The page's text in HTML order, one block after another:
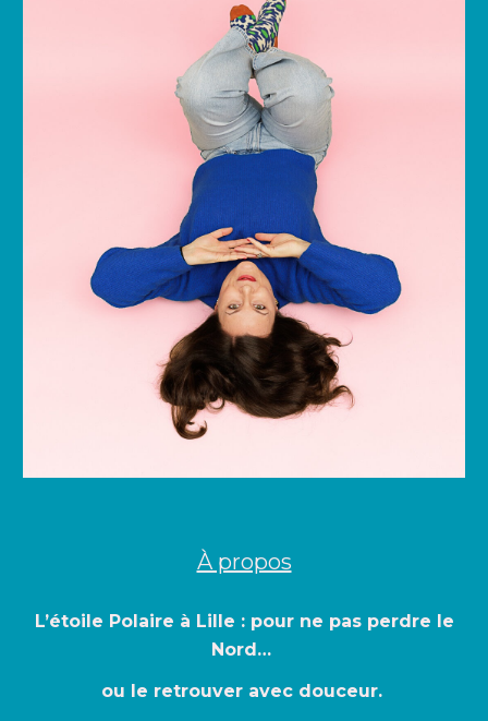
À propos
L’étoile Polaire à Lille : pour ne pas perdre le
Nord…
ou le retrouver avec douceur.